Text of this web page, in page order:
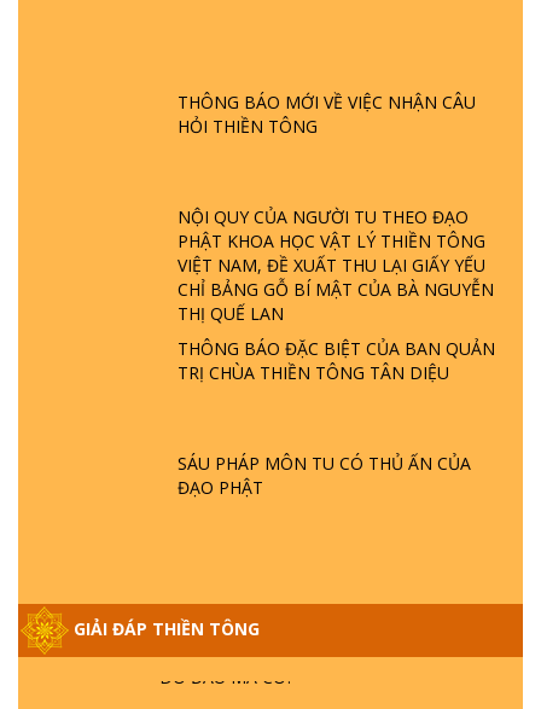
THÔNG BÁO MỚI VỀ VIỆC NHẬN CÂU
HỎI THIỀN TÔNG
NỘI QUY CỦA NGƯỜI TU THEO ĐẠO
PHẬT KHOA HỌC VẬT LÝ THIỀN TÔNG
VIỆT NAM, ĐỀ XUẤT THU LẠI GIẤY YẾU
CHỈ BẢNG GỖ BÍ MẬT CỦA BÀ NGUYỄN
THỊ QUẾ LAN
THÔNG BÁO ĐẶC BIỆT CỦA BAN QUẢN
TRỊ CHÙA THIỀN TÔNG TÂN DIỆU
SÁU PHÁP MÔN TU CÓ THỦ ẤN CỦA
ĐẠO PHẬT
GIẢI ĐÁP THIỀN TÔNG
PHẬT GIỚI CÓ THỜI GIAN KHÔNG? |
TTTD
LÀ AI? QUỶ SA TĂNG? | TTTD
GIẢI ĐÁP THIỀN TÔNG ĐẶC BIỆT P22 - TẠI
SAO TRÁI ĐẤT NHIỀU THIÊN TAI - LŨ LỤT
- HỎA HOẠN | TTTD
GIẢI ĐÁP THIỀN TÔNG ĐẶC BIỆT P21 - TẠI
GIẢI ĐÁP VỀ LỄ TIỄN THIỀN TÔNG SƯ
GIẢI ĐÁP THIỀN TÔNG ĐẶC BIỆT PHẦN 20
- BÁC NGUYỄN NHÂN LÀ AI? PHIỀN NÃO
DO ĐÂU MÀ CÓ?